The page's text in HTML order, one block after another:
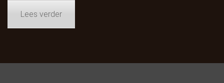
Lees verder